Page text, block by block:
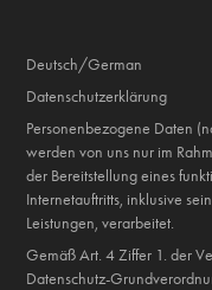
Deutsch/German
Datenschutzerklärung
Personenbezogene Daten
werden von uns nur im
der Bereitstellung eines
Internetauftritts, inklusive
Leistungen, verarbeitet.
Gemäß Art. 4 Ziffer 1. der
Datenschutz-